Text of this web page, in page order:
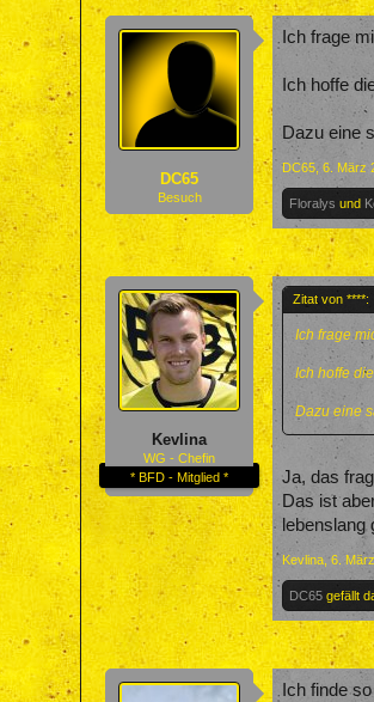
DC65
Besuch
Ich frage
Ich hoffe
Dazu eine
DC65 6. März
Floralys und
Kevlina
WG - Chefin
* BFD - Mitglied *
Zitat von ****:
Ich frage
Ich hoffe
Dazu eine
Ja, das
Das ist
Kevlina 6.
DC65 gefällt
Ich finde